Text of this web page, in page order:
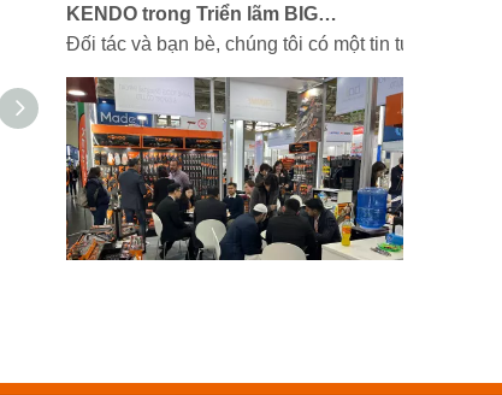
Đối tác và bạn bè, chúng tôi có một tin tuyệt vời